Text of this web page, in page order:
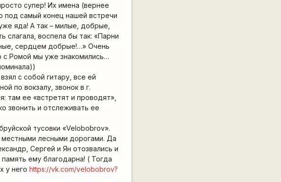
супер! Их имена (вернее
под самый конец нашей встречи
яда! А так – милые, добрые,
воспела бы так: «Парни
сердцем добрые!…» Очень
с Ромой мы уже знакомились…
с собой гитару, все ей
по вокзалу, звонок в г.
там ее «встретят и проводят»,
звонить и отслеживать ее
тусовки «Velobobrov».
лесными дорогами. Да
Сергей и Ян отозвались и
ему благодарна! ( Тогда
у негоhttps://vk.com/velobobrov?